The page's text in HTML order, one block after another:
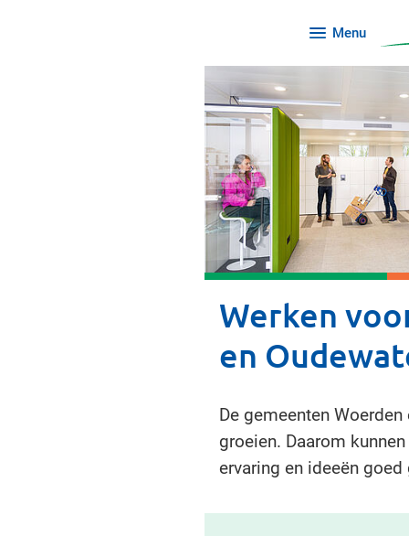
Menu
Werken
en
De gemeenten Woerden
groeien. Daarom
ervaring en ideeën goed